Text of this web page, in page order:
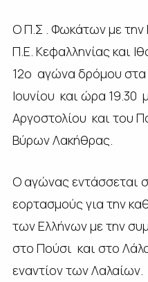
Ο Π.Σ . Φωκάτων με την
Π.Ε. Κεφαλληνίας και
12ο αγώνα δρόμου
Ιουνίου και ώρα 19.30
Αργοστολίου και του
Βύρων Λακήθρας.
Ο αγώνας εντάσσεται
εορτασμούς για την
των Ελλήνων με την
στο Πούσι και στο
εναντίον των Λαλαίων.